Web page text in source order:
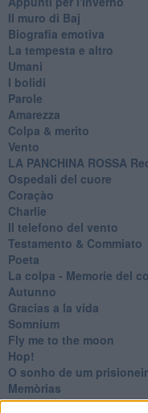
Il muro di Baj
Biografia emotiva
La tempesta e altro
Umani
I bolidi
Parole
Amarezza
Colpa & merito
Vento
​LA PANCHINA ROSSA
Ospedali del cuore
Coraçào
Charlie
Il telefono del vento
Testamento & Commiato
Poeta
​La colpa - Memorie del
Autunno
Gracias a la vida
Somnium
Fly me to the moon
Hop!
O sonho de um
Memòrias
Sto qui